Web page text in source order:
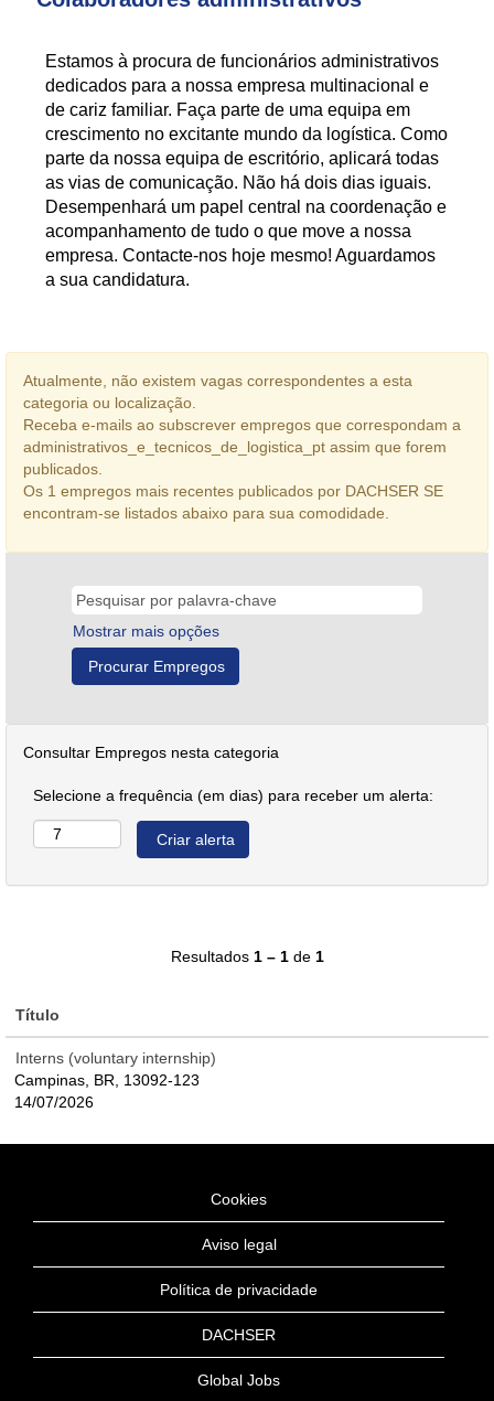
Estamos à procura de funcionários administrativos
dedicados para a nossa empresa multinacional e
de cariz familiar. Faça parte de uma equipa em
crescimento no excitante mundo da logística. Como
parte da nossa equipa de escritório, aplicará todas
as vias de comunicação. Não há dois dias iguais.
Desempenhará um papel central na coordenação e
acompanhamento de tudo o que move a nossa
empresa. Contacte-nos hoje mesmo! Aguardamos
a sua candidatura.
Atualmente, não existem vagas correspondentes a esta
categoria ou localização.
Receba e-mails ao subscrever empregos que correspondam a
administrativos_e_tecnicos_de_logistica_pt assim que forem
publicados.
Os 1 empregos mais recentes publicados por DACHSER SE
encontram-se listados abaixo para sua comodidade.
Mostrar mais opções
Consultar Empregos nesta categoria
Selecione a frequência (em dias) para receber um alerta:
Resultados 1 – 1de 1
Título
Interns (voluntary internship)
Campinas, BR, 13092-123
14/07/2026
Cookies
Aviso legal
Política de privacidade
DACHSER
Global Jobs